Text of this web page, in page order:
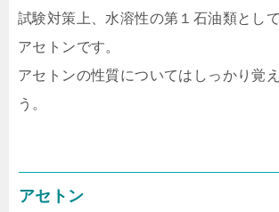
試験対策上、水溶性の第１石油類とし
アセトンです。
アセトンの性質についてはしっかり覚
う。
アセトン